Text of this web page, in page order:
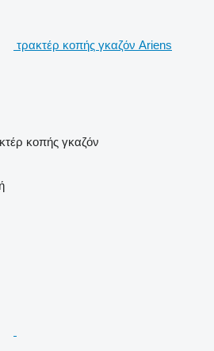
τρακτέρ κοπής γκαζόν Ariens
κοπής γκαζόν